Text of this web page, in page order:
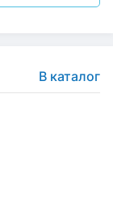
В каталог